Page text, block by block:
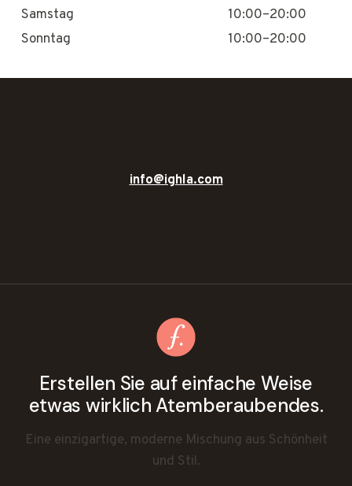
Samstag
10:00–20:00
Sonntag
10:00–20:00
info@ighla.com
Erstellen Sie auf einfache Weise
etwas wirklich Atemberaubendes.
Eine einzigartige, moderne Mischung aus Schönheit
und Stil.